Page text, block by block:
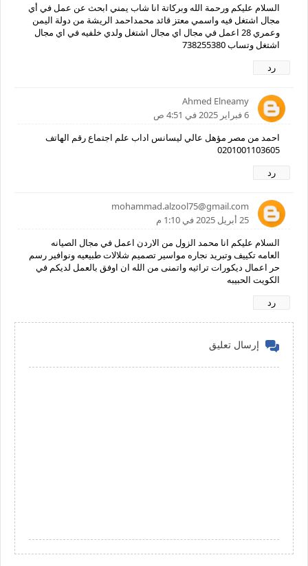
السلام عليكم ورحمة الله وبركاتة انا شاب يمني ابحث عن عمل في أي
مجال اشتغل فيه واسمي معتز قائد محمداحمد الريشة من دولة اليمن
وعمري 28 اعمل في مجال اي مجال اشتغل ولدي خلفيه في اي مجال
اشتغل وتساب 738255380
رد
Ahmed Elneamy
6 فبراير 2025 في 4:51 ص
احمد من مصر مؤهل عالي ليسانس اداب علم اجتماع رقم الهاتف
0201001103605
رد
mohammad.alzool75@gmail.com
25 أبريل 2025 في 1:10 م
السلام عليكم انا محمد الزول من الاردن اعمل في مجال الصيانه
العامه تكييف وتبريد نجاره مواسير تصميم شلالات طبيعيه ونوافير رسم
حر اعمال ديكورات تراثيه واتمنى من الله ان اوفق بالعمل لديكم في
الكويت الحبيبه
رد
إرسال تعليق